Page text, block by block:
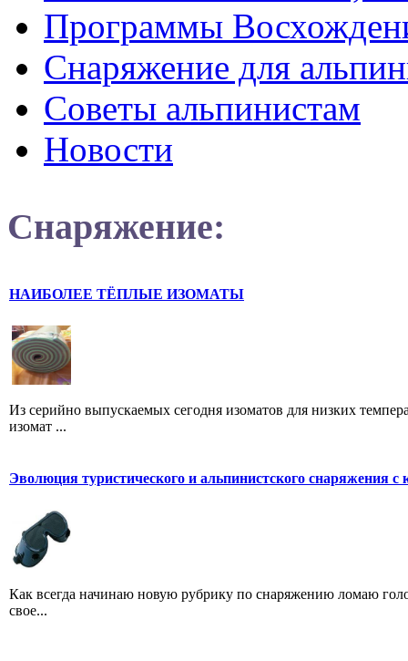
Программы
Снаряжение для
Советы альпинистам
Новости
Снаряжение:
НАИБОЛЕЕ ТЁПЛЫЕ ИЗОМАТЫ
Из серийно выпускаемых сегодня изоматов для низких
изомат ...
Эволюция туристического и альпинистского снаряжения с
Как всегда начинаю новую рубрику по снаряжению ломаю
свое...